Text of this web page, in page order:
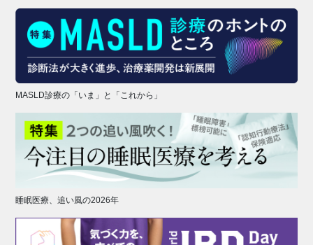
MASLD診療の「いま」と「これから」
睡眠医療、追い風の2026年